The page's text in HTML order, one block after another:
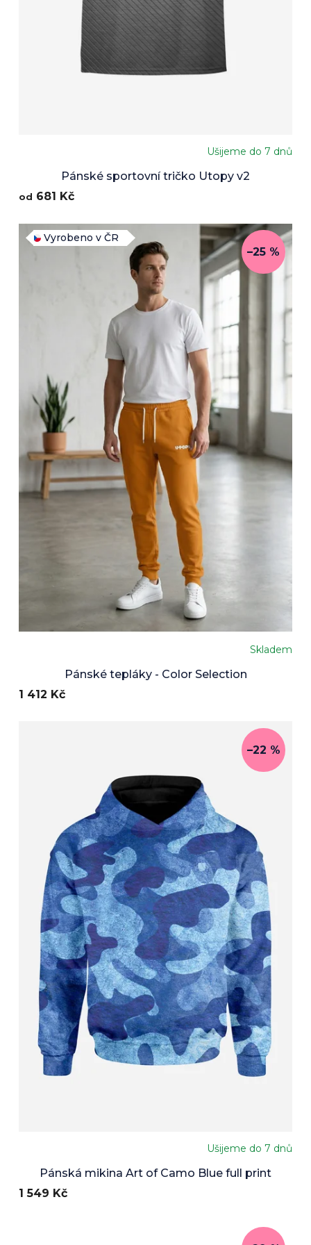
Pánské sportovní tričko Utopy v2
Ušijeme do 7 dnů
od 681 Kč
Vyrobeno v ČR
–25 %
Pánské tepláky - Color Selection
Skladem
1 412 Kč
–22 %
Pánská mikina Art of Camo Blue full print
Ušijeme do 7 dnů
1 549 Kč